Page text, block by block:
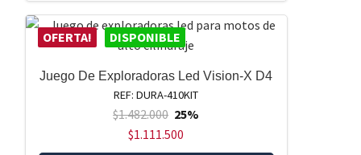
OFERTA! DISPONIBLE
Juego De Exploradoras Led Vision-X D4
REF: DURA-410KIT
$1.482.000 25%
$1.111.500